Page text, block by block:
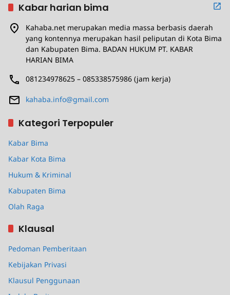
Kabar harian bima
Kahaba.net merupakan media massa berbasis daerah
yang kontennya merupakan hasil peliputan di Kota Bima
dan Kabupaten Bima. BADAN HUKUM PT. KABAR
HARIAN BIMA
081234978625 – 085338575986 (jam kerja)
kahaba.info@gmail.com
Kategori Terpopuler
Kabar Bima
Kabar Kota Bima
Hukum & Kriminal
Kabupaten Bima
Olah Raga
Klausal
Pedoman Pemberitaan
Kebijakan Privasi
Klausul Penggunaan